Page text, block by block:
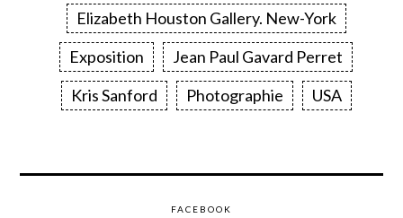
Elizabeth Houston Gallery. New-York
Exposition
Jean Paul Gavard Perret
Kris Sanford
Photographie USA
FACEBOOK